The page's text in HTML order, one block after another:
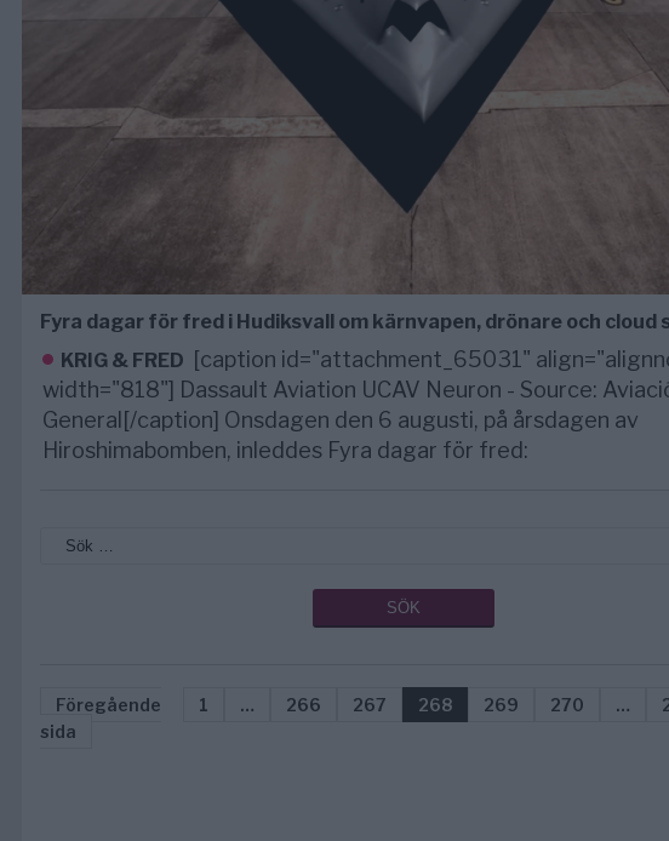
Fyra dagar för fred i Hudiksvall om kärnvapen, drönare och cloud
KRIG & FRED [caption id="attachment_65031"
width="818"] Dassault Aviation UCAV Neuron - Source:
General[/caption] Onsdagen den 6 augusti, på årsdagen av
Hiroshimabomben, inleddes Fyra dagar för fred:
Föregående
sida
1 … 266 267 268 269 270 …